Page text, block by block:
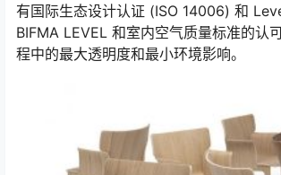
有国际生态设计认证 (ISO 14006) 和
BIFMA LEVEL 和室内空气质量标准的认
程中的最大透明度和最小环境影响。